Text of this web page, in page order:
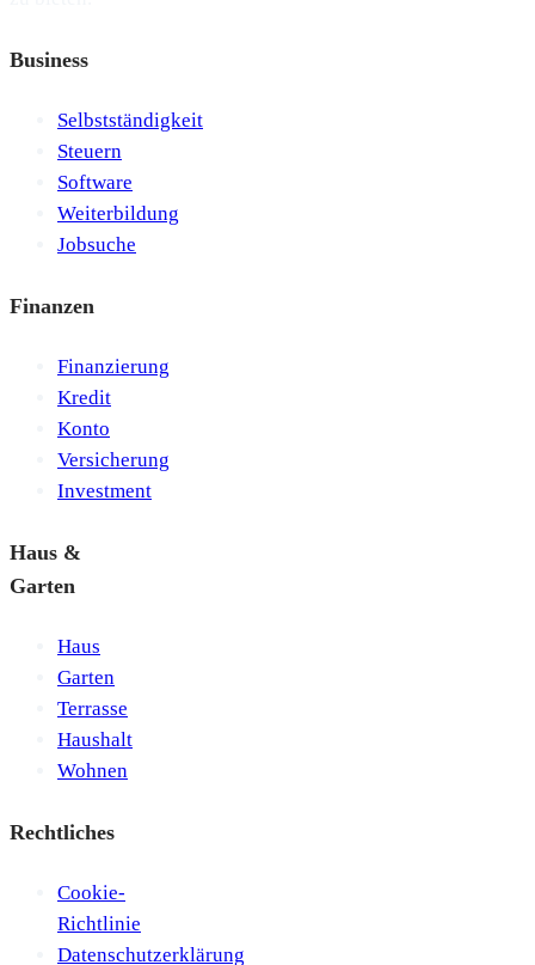
Business
Selbstständigkeit
Steuern
Software
Weiterbildung
Jobsuche
Finanzen
Finanzierung
Kredit
Konto
Versicherung
Investment
Haus &
Garten
Haus
Garten
Terrasse
Haushalt
Wohnen
Rechtliches
Cookie-
Richtlinie
Datenschutzerklärung